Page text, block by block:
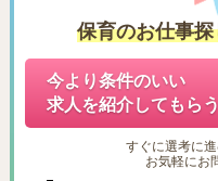
保育のお仕事探
今より条件のいい
求人を紹介してもら
すぐに選考に
お気軽にお